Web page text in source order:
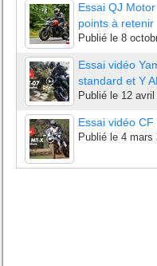
Essai QJ
points à retenir
Publié le 8
Essai vidéo
standard et Y
Publié le 12
Essai vidéo
Publié le 4 mars